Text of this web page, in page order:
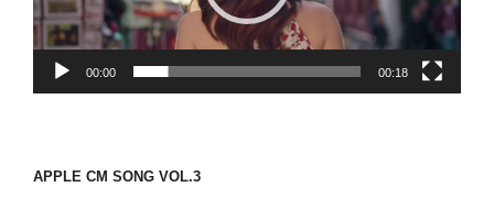
ヤ
ー
00:00 00:18
APPLE CM SONG VOL.3